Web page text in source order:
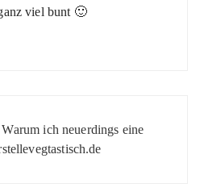
viel bunt 🙂
ich neuerdings eine